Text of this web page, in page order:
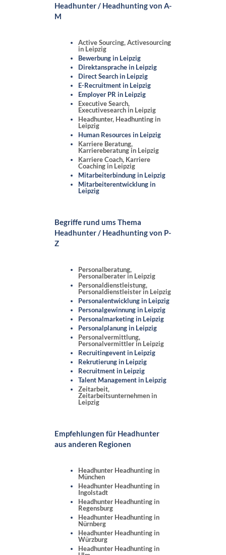
Headhunter / Headhunting von A-
M
Active Sourcing, Activesourcing
in Leipzig
Bewerbung in Leipzig
Direktansprache in Leipzig
Direct Search in Leipzig
E-Recruitment in Leipzig
Employer PR in Leipzig
Executive Search,
Executivesearch in Leipzig
Headhunter, Headhunting in
Leipzig
Human Resources in Leipzig
Karriere Beratung,
Karriereberatung in Leipzig
Karriere Coach, Karriere
Coaching in Leipzig
Mitarbeiterbindung in Leipzig
Mitarbeiterentwicklung in
Leipzig
Begriffe rund ums Thema
Headhunter / Headhunting von P-
Z
Personalberatung,
Personalberater in Leipzig
Personaldienstleistung,
Personaldienstleister in Leipzig
Personalentwicklung in Leipzig
Personalgewinnung in Leipzig
Personalmarketing in Leipzig
Personalplanung in Leipzig
Personalvermittlung,
Personalvermittler in Leipzig
Recruitingevent in Leipzig
Rekrutierung in Leipzig
Recruitment in Leipzig
Talent Management in Leipzig
Zeitarbeit,
Zeitarbeitsunternehmen in
Leipzig
Empfehlungen für Headhunter
aus anderen Regionen
Headhunter Headhunting in
München
Headhunter Headhunting in
Ingolstadt
Headhunter Headhunting in
Regensburg
Headhunter Headhunting in
Nürnberg
Headhunter Headhunting in
Würzburg
Headhunter Headhunting in